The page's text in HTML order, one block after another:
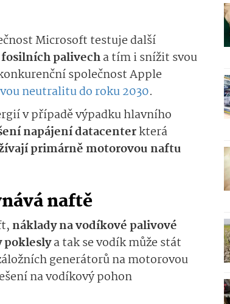
Microsoft testuje další
palivecha tím i snížit svou
společnost Apple
neutralitu do roku 2030.
v případě výpadku hlavního
napájení datacenterkterá
primárně motorovou naftu
naftě
náklady na vodíkové palivové
pokleslya tak se vodík může stát
generátorů na motorovou
na vodíkový pohon